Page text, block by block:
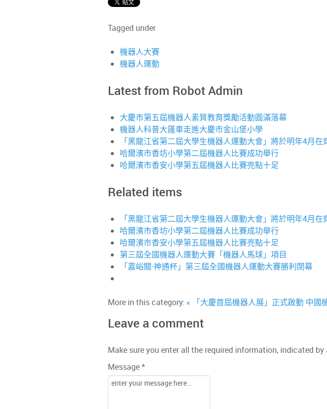
Tagged under
機器人大賽
機器人運動
Latest from Robot Admin
大慶市第五屆機器人素質教育獎勵活動圓滿落幕
機器人科普大篷車走進大慶市金山堡小學
「黑龍江省第二屆大學生機器人運動大會」將於明年4月
哈爾濱市香坊小學第二屆機器人比賽成功舉行
哈爾濱市香安小學第五屆機器人比賽亮點十足
Related items
「黑龍江省第二屆大學生機器人運動大會」將於明年4月
哈爾濱市香坊小學第二屆機器人比賽成功舉行
哈爾濱市香安小學第五屆機器人比賽亮點十足
第三屆全國機器人運動大賽「機器人馬球」項目
「嘉峪關·神通杯」第三屆全國機器人運動大賽勝利閉幕
More in this category: « 「大慶首屆機器人展」正式啟動 中國
Leave a comment
Make sure you enter all the required information, indicated
Message *